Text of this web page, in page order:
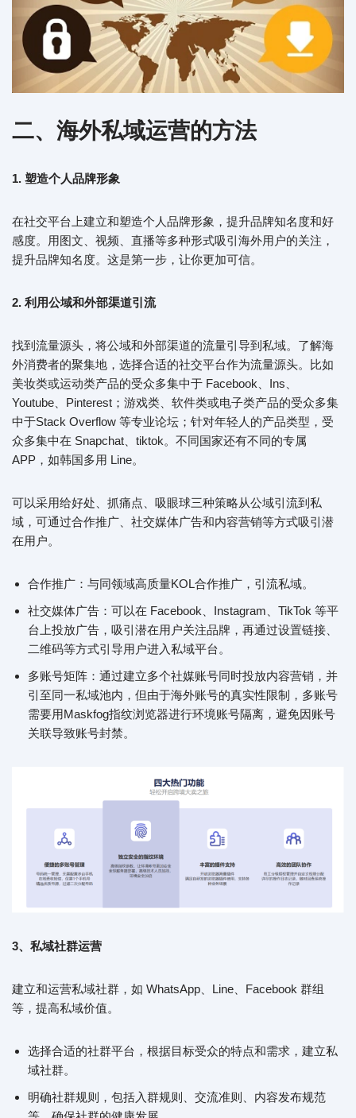
二、海外私域运营的方法
1. 塑造个人品牌形象
在社交平台上建立和塑造个人品牌形象，提升品牌知名度和好
感度。用图文、视频、直播等多种形式吸引海外用户的关注，
提升品牌知名度。这是第一步，让你更加可信。
2. 利用公域和外部渠道引流
找到流量源头，将公域和外部渠道的流量引导到私域。了解海
外消费者的聚集地，选择合适的社交平台作为流量源头。比如
美妆类或运动类产品的受众多集中于 Facebook、Ins、
Youtube、Pinterest；游戏类、软件类或电子类产品的受众多集
中于Stack Overflow 等专业论坛；针对年轻人的产品类型，受
众多集中在 Snapchat、tiktok。不同国家还有不同的专属
APP，如韩国多用 Line。
可以采用给好处、抓痛点、吸眼球三种策略从公域引流到私
域，可通过合作推广、社交媒体广告和内容营销等方式吸引潜
在用户。
合作推广：与同领域高质量KOL合作推广，引流私域。
社交媒体广告：可以在 Facebook、Instagram、TikTok 等平
台上投放广告，吸引潜在用户关注品牌，再通过设置链接、
二维码等方式引导用户进入私域平台。
多账号矩阵：通过建立多个社媒账号同时投放内容营销，并
引至同一私域池内，但由于海外账号的真实性限制，多账号
需要用Maskfog指纹浏览器进行环境账号隔离，避免因账号
关联导致账号封禁。
3、 私域社群运营
建立和运营私域社群，如 WhatsApp、Line、Facebook 群组
等，提高私域价值。
选择合适的社群平台，根据目标受众的特点和需求，建立私
域社群。
明确社群规则，包括入群规则、交流准则、内容发布规范